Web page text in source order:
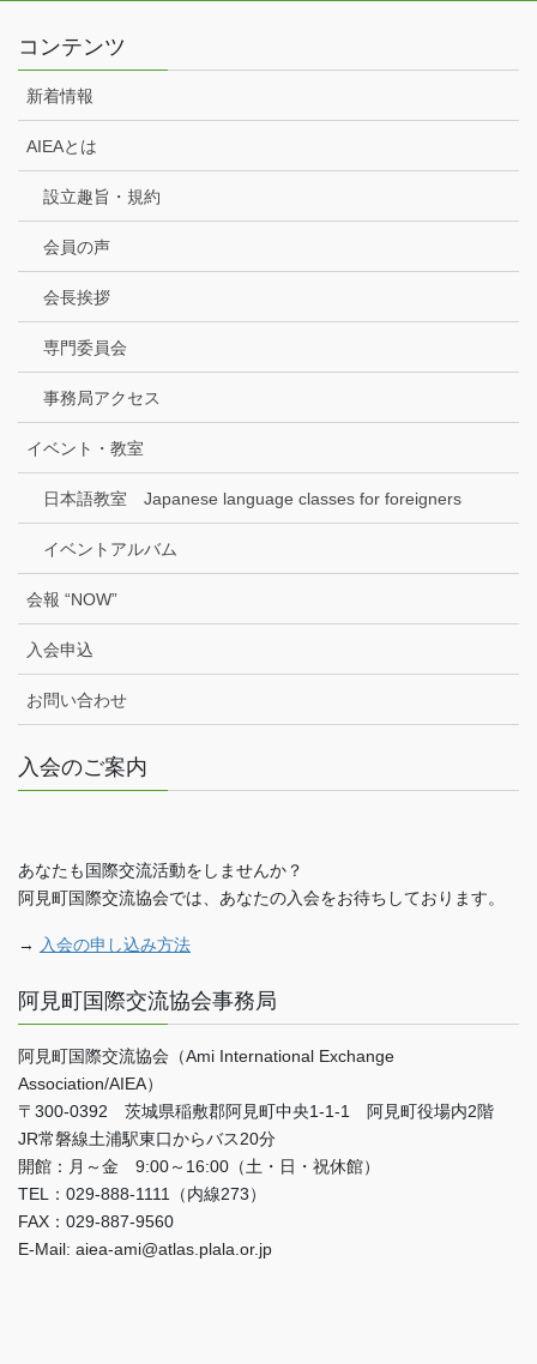
コンテンツ
新着情報
AIEAとは
設立趣旨・規約
会員の声
会長挨拶
専門委員会
事務局アクセス
イベント・教室
日本語教室 Japanese language classes for foreigners
イベントアルバム
会報 “NOW”
入会申込
お問い合わせ
入会のご案内
あなたも国際交流活動をしませんか？
阿見町国際交流協会では、あなたの入会をお待ちしております。
→ 入会の申し込み方法
阿見町国際交流協会事務局
阿見町国際交流協会（Ami International Exchange
Association/AIEA）
〒300-0392 茨城県稲敷郡阿見町中央1-1-1 阿見町役場内2階
JR常磐線土浦駅東口からバス20分
開館：月～金 9:00～16:00（土・日・祝休館）
TEL：029-888-1111（内線273）
FAX：029-887-9560
E-Mail: aiea-ami@atlas.plala.or.jp